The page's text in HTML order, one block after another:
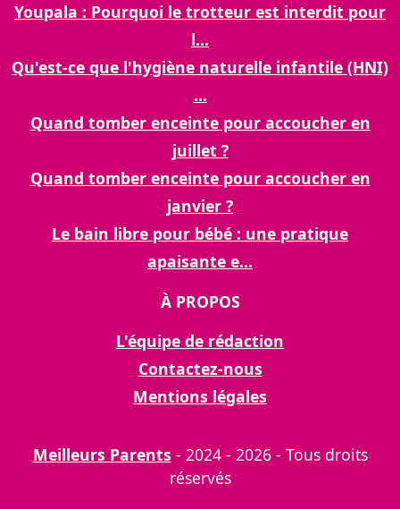
Youpala : Pourquoi le trotteur est interdit pour
l...
Qu'est-ce que l'hygiène naturelle infantile (HNI)
...
Quand tomber enceinte pour accoucher en
juillet ?
Quand tomber enceinte pour accoucher en
janvier ?
Le bain libre pour bébé : une pratique
apaisante e...
À PROPOS
L'équipe de rédaction
Contactez-nous
Mentions légales
Meilleurs Parents - 2024 - 2026 - Tous droits
réservés